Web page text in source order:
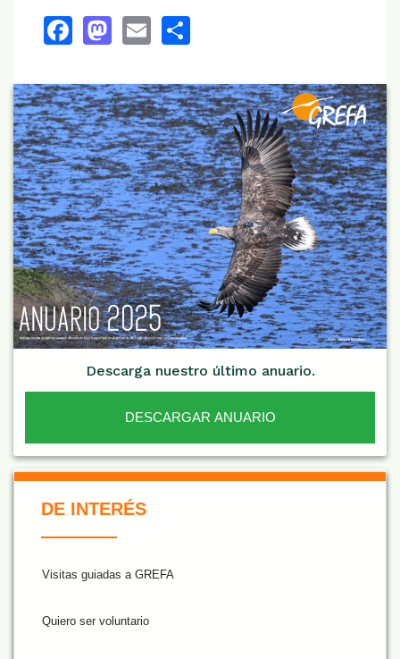
Facebook
Mastodon
Email
Descarga nuestro último anuario.
DESCARGAR ANUARIO
De Interés NARANJA
DE INTERÉS
Visitas guiadas a GREFA
Quiero ser voluntario